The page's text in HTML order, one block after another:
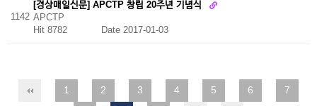
1142
[경상매일신문] APCTP 창립 20주년 기념식
APCTP
Hit 8782
Date 2017-01-03
1 2 3 4 5 6
7